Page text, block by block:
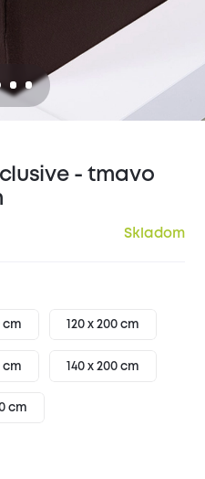
- tmavo
Skladom
cm 120 x 200 cm
cm 140 x 200 cm
cm